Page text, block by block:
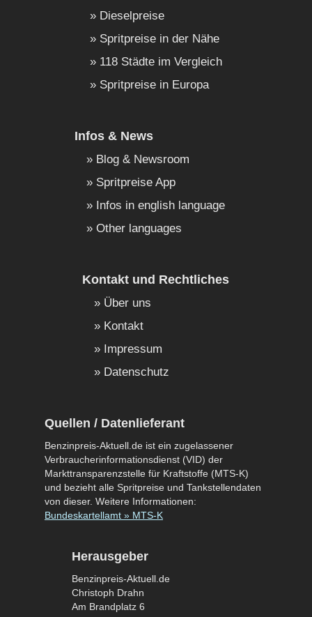
Dieselpreise
Spritpreise in der Nähe
118 Städte im Vergleich
Spritpreise in Europa
Infos & News
Blog & Newsroom
Spritpreise App
Infos in english language
Other languages
Kontakt und Rechtliches
Über uns
Kontakt
Impressum
Datenschutz
Quellen / Datenlieferant
Benzinpreis-Aktuell.de ist ein zugelassener
Verbraucherinformationsdienst (VID) der
Markttransparenzstelle für Kraftstoffe (MTS-K)
und bezieht alle Spritpreise und Tankstellendaten
von dieser. Weitere Informationen:
Bundeskartellamt » MTS-K
Herausgeber
Benzinpreis-Aktuell.de
Christoph Drahn
Am Brandplatz 6